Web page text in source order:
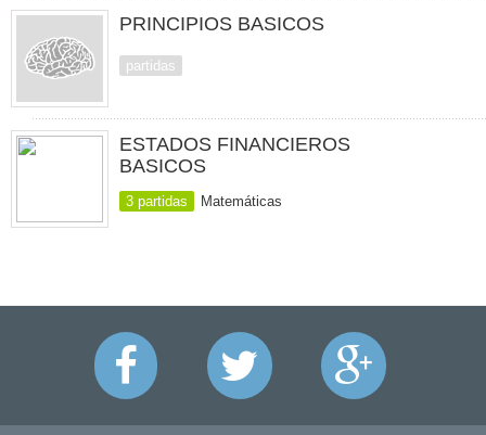
PRINCIPIOS BASICOS
partidas
ESTADOS FINANCIEROS
BASICOS
3 partidas Matemáticas